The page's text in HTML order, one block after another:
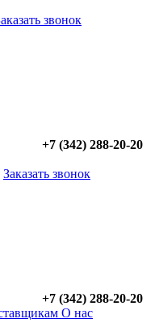
звонок
+7 (342) 288-20-20
Заказать звонок
+7 (342) 288-20-20
О нас